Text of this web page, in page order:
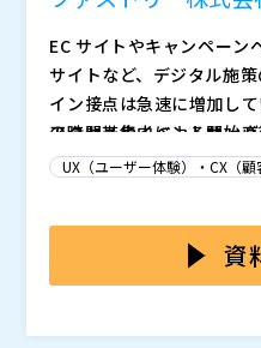
EC サイトやキャンペーン
サイトなど、デジタル施
イン接点は急速に増加し
の時間帯やイベント開始
し、サーバーに過剰な負
いまやシステムの可用性
マとなっています。
アクセス集中によるサー
は、販売機会を逃すだけ
では防ぎきれないリスク
れば「アクセスできない
進行する深刻な課題とな
安心してサービスを使え
室」ソリューションを詳
時的な集中をコントロー
STCLab Inc.（）
UX（ユーザー体験）・CX（顧
資